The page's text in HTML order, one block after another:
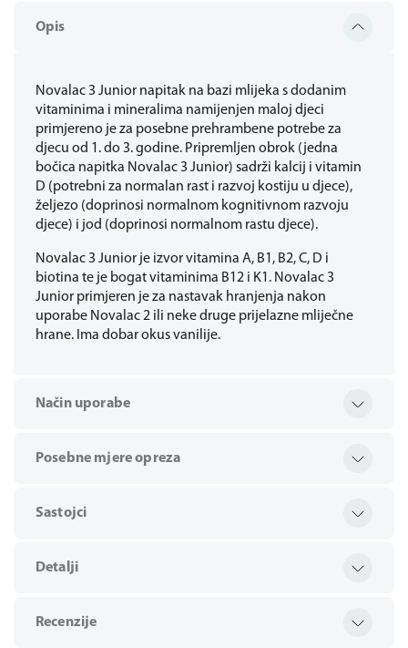
Opis
Novalac 3 Junior napitak na bazi mlijeka s dodanim
vitaminima i mineralima namijenjen maloj djeci
primjereno je za posebne prehrambene potrebe za
djecu od 1. do 3. godine. Pripremljen obrok (jedna
bočica napitka Novalac 3 Junior) sadrži kalcij i vitamin
D (potrebni za normalan rast i razvoj kostiju u djece),
željezo (doprinosi normalnom kognitivnom razvoju
djece) i jod (doprinosi normalnom rastu djece).
Novalac 3 Junior je izvor vitamina A, B1, B2, C, D i
biotina te je bogat vitaminima B12 i K1. Novalac 3
Junior primjeren je za nastavak hranjenja nakon
uporabe Novalac 2 ili neke druge prijelazne mliječne
hrane. Ima dobar okus vanilije.
Način uporabe
Posebne mjere opreza
Sastojci
Detalji
Recenzije